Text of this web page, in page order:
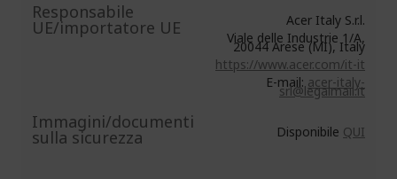
Responsabile
UE/importatore UE
Acer Italy S.r.l.
Viale delle Industrie 1/A,
20044 Arese (MI), Italy
https://www.acer.com/it-it
E-mail:acer-italy-
srl@legalmail.it
Immagini/documenti
sulla sicurezza Disponibile QUI